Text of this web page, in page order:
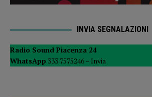
INVIA SEGNALAZIONI
Radio Sound Piacenza 24
WhatsApp 333 7575246 – Invia